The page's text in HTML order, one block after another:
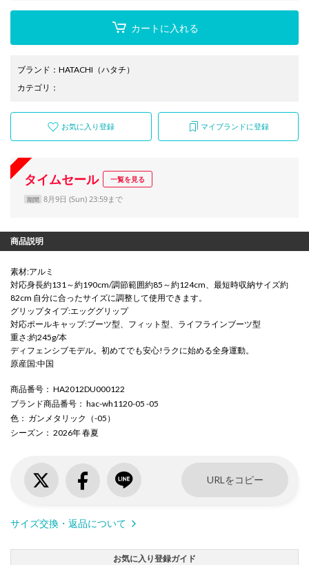
カートに入れる
ブランド ： HATACHI （ハタチ）
カテゴリ ：
お気に入り登録 マイブランドに登録
タイムセール 一覧を見る
期間 8月9日 (Sun) 23:59まで
商品説明
素材:アルミ
対応身長約131～約190cm/調節範囲約85～約124cm、最短時収納サイズ約
82cm 自分に合ったサイズに調整して使用できます。
グリップタイプ:エッググリップ
対応ポールキャップ:ブーツ型、フィット型、ライフラインブーツ型
重さ:約245g/本
ディフェンシブモデル。初めてでも安心!ラクに始める全身運動。
原産国:中国
商品番号 ： HA2012DU000122
ブランド商品番号 ： hac-wh1120-05 -05
色 ： ガンメタリック（-05）
シーズン ： 2026年 春夏
URLをコピー
サイズ交換・返品について
お気に入り登録ガイド